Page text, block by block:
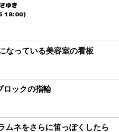
ゆき
18:00)
なっている美容室の看板
ロックの指輪
ムネをさらに笛っぽくしたら